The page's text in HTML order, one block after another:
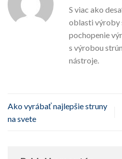
S viac ako
oblasti výroby
pochopenie
s výrobou
nástroje.
Ako vyrábať najlepšie struny
na svete